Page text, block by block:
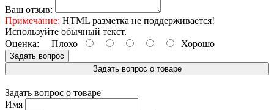
Ваш отзыв:
Примечание: HTML разметка не поддерживается!
Используйте обычный текст.
Оценка: Плохо Хорошо
Задать вопрос
Задать вопрос о товаре
Задать вопрос о товаре
Имя